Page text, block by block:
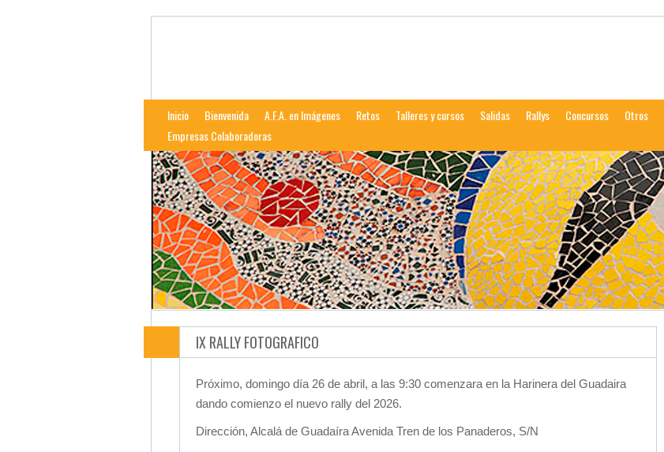
Inicio Bienvenida A.F.A. en Imágenes Retos Talleres y cursos Salidas Rallys Concursos Otros
Empresas Colaboradoras
IX RALLY FOTOGRAFICO
Próximo, domingo día 26 de abril, a las 9:30 comenzara en la Harinera del Guadaira
dando comienzo el nuevo rally del 2026.
Dirección, Alcalá de Guadaíra Avenida Tren de los Panaderos, S/N